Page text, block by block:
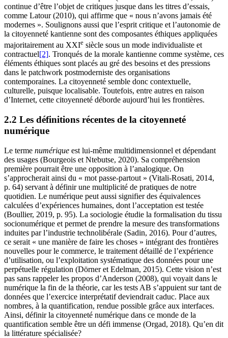
continue d’être l’objet de critiques jusque dans les titres d’essais,
comme Latour (2010), qui affirme que « nous n’avons jamais été
modernes ». Soulignons aussi que l’esprit critique et l’autonomie de
la citoyenneté kantienne sont des composantes éthiques appliquées
majoritairement au XXIe siècle sous un mode individualiste et
contractuel[2]. Tronqués de la morale kantienne comme système, ces
éléments éthiques sont placés au gré des besoins et des pressions
dans le patchwork postmoderniste des organisations
contemporaines. La citoyenneté semble donc contextuelle,
culturelle, puisque localisable. Toutefois, entre autres en raison
d’Internet, cette citoyenneté déborde aujourd’hui les frontières.
2.2 Les définitions récentes de la citoyenneté
numérique
Le terme numérique est lui-même multidimensionnel et dépendant
des usages (Bourgeois et Ntebutse, 2020). Sa compréhension
première pourrait être une opposition à l’analogique. On
s’approcherait ainsi du « mot passe-partout » (Vitali-Rosati, 2014,
p. 64) servant à définir une multiplicité de pratiques de notre
quotidien. Le numérique peut aussi signifier des équivalences
calculées d’expériences humaines, dont l’acceptation est testée
(Boullier, 2019, p. 95). La sociologie étudie la formalisation du tissu
socionumérique et permet de prendre la mesure des transformations
induites par l’industrie technolibérale (Sadin, 2016). Pour d’autres,
ce serait « une manière de faire les choses » intégrant des frontières
nouvelles pour le commerce, le traitement détaillé de l’expérience
d’utilisation, ou l’exploitation systématique des données pour une
perpétuelle régulation (Dörner et Edelman, 2015). Cette vision n’est
pas sans rappeler les propos d’Anderson (2008), qui voyait dans le
numérique la fin de la théorie, car les tests AB s’appuient sur tant de
données que l’exercice interprétatif deviendrait caduc. Place aux
nombres, à la quantification, rendue possible grâce aux interfaces.
Ainsi, définir la citoyenneté numérique dans ce monde de la
quantification semble être un défi immense (Orgad, 2018). Qu’en dit
la littérature spécialisée?